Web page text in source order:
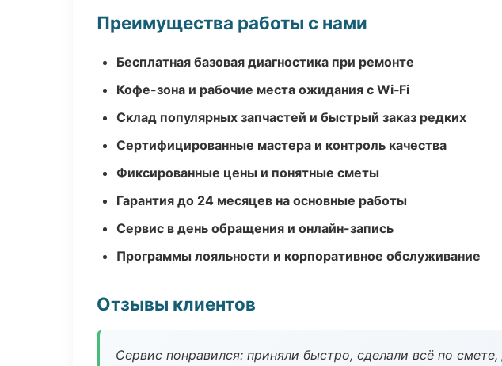
Преимущества работы с нами
Бесплатная базовая диагностика при ремонте
Кофе-зона и рабочие места ожидания с Wi‑Fi
Склад популярных запчастей и быстрый заказ редких
Сертифицированные мастера и контроль качества
Фиксированные цены и понятные сметы
Гарантия до 24 месяцев на основные работы
Сервис в день обращения и онлайн-запись
Программы лояльности и корпоративное обслуживание
Отзывы клиентов
Сервис понравился: приняли быстро, сделали всё по